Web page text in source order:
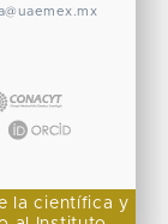
la científica y